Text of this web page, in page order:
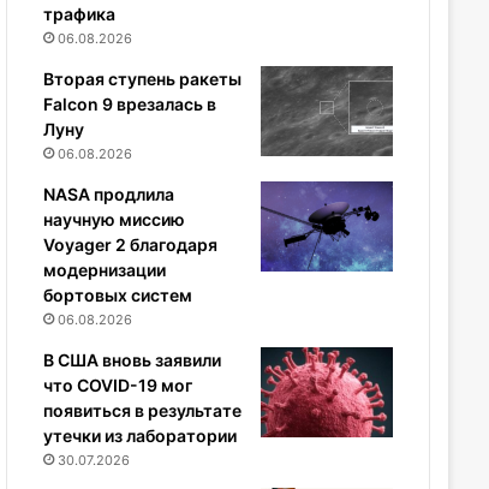
трафика
06.08.2026
Вторая ступень ракеты
Falcon 9 врезалась в
Луну
06.08.2026
NASA продлила
научную миссию
Voyager 2 благодаря
модернизации
бортовых систем
06.08.2026
В США вновь заявили
что COVID-19 мог
появиться в результате
утечки из лаборатории
30.07.2026